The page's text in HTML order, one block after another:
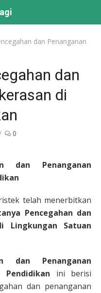
dan Penanganan
dan
di
0
dan Penanganan
telah menerbitkan
Pencegahan dan
Lingkungan Satuan
dan Penanganan
Pendidikan ini berisi
dan penanganan